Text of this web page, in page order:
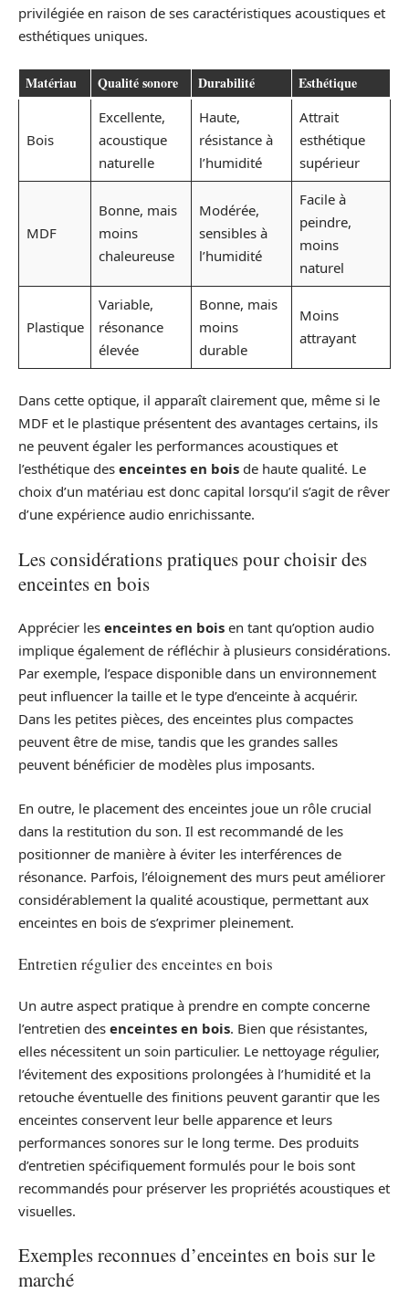
privilégiée en raison de ses caractéristiques acoustiques et
esthétiques uniques.
Matériau Qualité sonore Durabilité Esthétique
Bois
Excellente,
acoustique
naturelle
Haute,
résistance à
l’humidité
Attrait
esthétique
supérieur
MDF
Bonne, mais
moins
chaleureuse
Modérée,
sensibles à
l’humidité
Facile à
peindre,
moins
naturel
Plastique
Variable,
résonance
élevée
Bonne, mais
moins
durable
Moins
attrayant
Dans cette optique, il apparaît clairement que, même si le
MDF et le plastique présentent des avantages certains, ils
ne peuvent égaler les performances acoustiques et
l’esthétique des enceintes en bois de haute qualité. Le
choix d’un matériau est donc capital lorsqu’il s’agit de rêver
d’une expérience audio enrichissante.
Les considérations pratiques pour choisir des
enceintes en bois
Apprécier les enceintes en bois en tant qu’option audio
implique également de réfléchir à plusieurs considérations.
Par exemple, l’espace disponible dans un environnement
peut influencer la taille et le type d’enceinte à acquérir.
Dans les petites pièces, des enceintes plus compactes
peuvent être de mise, tandis que les grandes salles
peuvent bénéficier de modèles plus imposants.
En outre, le placement des enceintes joue un rôle crucial
dans la restitution du son. Il est recommandé de les
positionner de manière à éviter les interférences de
résonance. Parfois, l’éloignement des murs peut améliorer
considérablement la qualité acoustique, permettant aux
enceintes en bois de s’exprimer pleinement.
Entretien régulier des enceintes en bois
Un autre aspect pratique à prendre en compte concerne
l’entretien des enceintes en bois. Bien que résistantes,
elles nécessitent un soin particulier. Le nettoyage régulier,
l’évitement des expositions prolongées à l’humidité et la
retouche éventuelle des finitions peuvent garantir que les
enceintes conservent leur belle apparence et leurs
performances sonores sur le long terme. Des produits
d’entretien spécifiquement formulés pour le bois sont
recommandés pour préserver les propriétés acoustiques et
visuelles.
Exemples reconnues d’enceintes en bois sur le
marché